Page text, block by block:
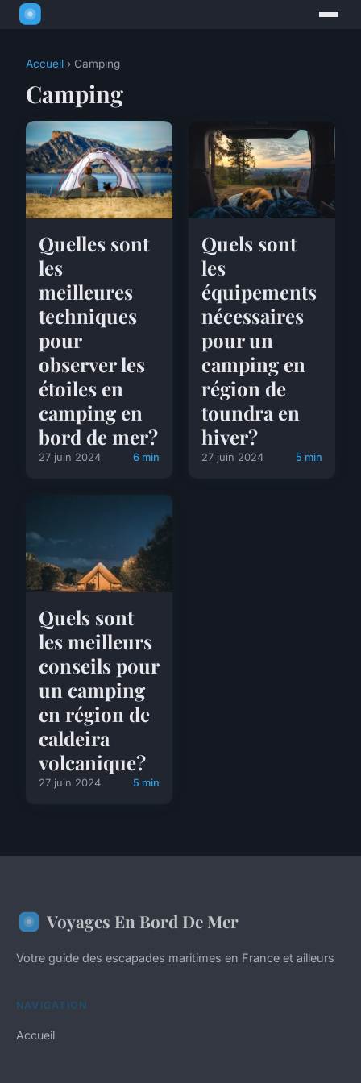
Accueil › Camping
Camping
Quelles sont
les
meilleures
techniques
pour
observer les
étoiles en
camping en
bord de mer?
27 juin 2024 6 min
Quels sont
les
équipements
nécessaires
pour un
camping en
région de
toundra en
hiver?
27 juin 2024 5 min
Quels sont
les meilleurs
conseils pour
un camping
en région de
caldeira
volcanique?
27 juin 2024 5 min
Voyages En Bord De Mer
Votre guide des escapades maritimes en France et ailleurs
NAVIGATION
Accueil